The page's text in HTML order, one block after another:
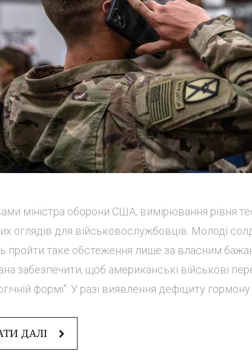
міністра оборони США, вимірювання рівня
оглядів для військовослужбовців. Молоді
пройти таке обстеження лише за власним
забезпечити, щоб американські військові
формі". У разі виявлення дефіциту гормону
ДАЛІ